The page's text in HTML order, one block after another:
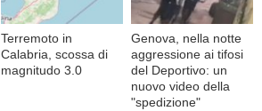
Terremoto in
Calabria, scossa di
magnitudo 3.0
Genova, nella notte
aggressione ai tifosi
del Deportivo: un
nuovo video della
"spedizione"